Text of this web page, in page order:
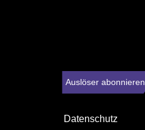
Auslöser abonnieren
Datenschutz